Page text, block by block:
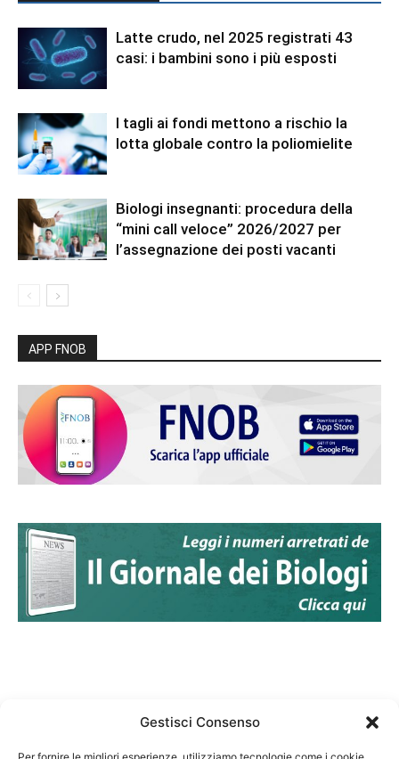
Gestisci Consenso
Latte crudo, nel 2025 registrati 43
casi: i bambini sono i più esposti
I tagli ai fondi mettono a rischio la
lotta globale contro la poliomielite
Biologi insegnanti: procedura della
“mini call veloce” 2026/2027 per
l’assegnazione dei posti vacanti
APP FNOB